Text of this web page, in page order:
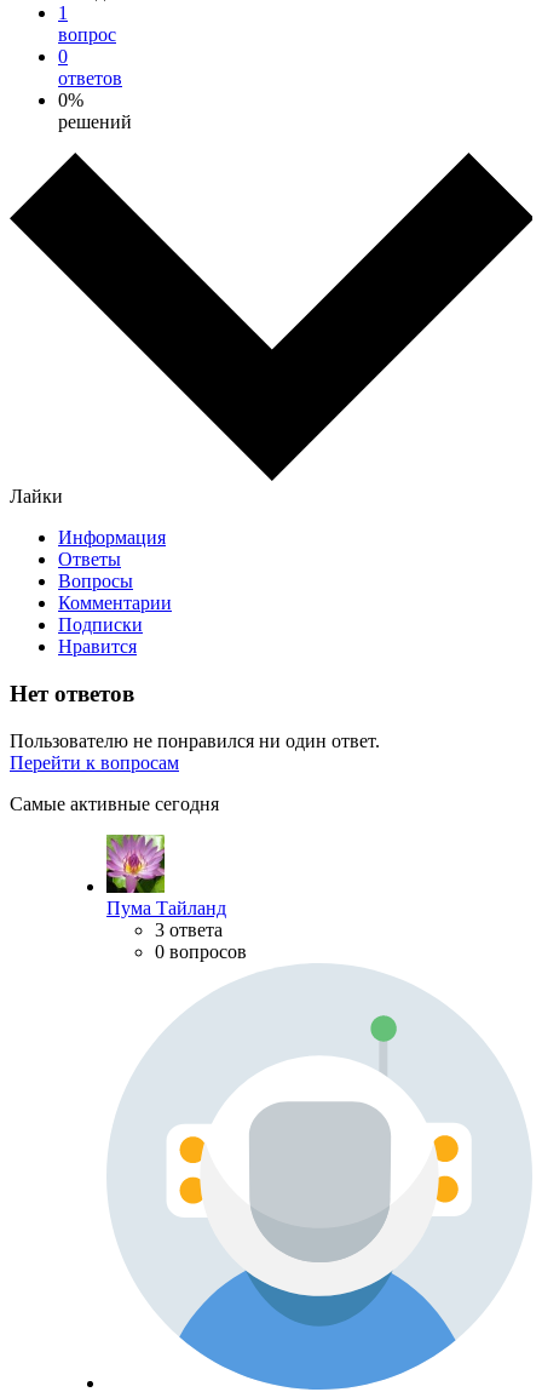
1
вопрос
0
ответов
0%
решений
Лайки
Информация
Ответы
Вопросы
Комментарии
Подписки
Нравится
Нет ответов
Пользователю не понравился ни один ответ.
Перейти к вопросам
Самые активные сегодня
Пума Тайланд
3 ответа
0 вопросов